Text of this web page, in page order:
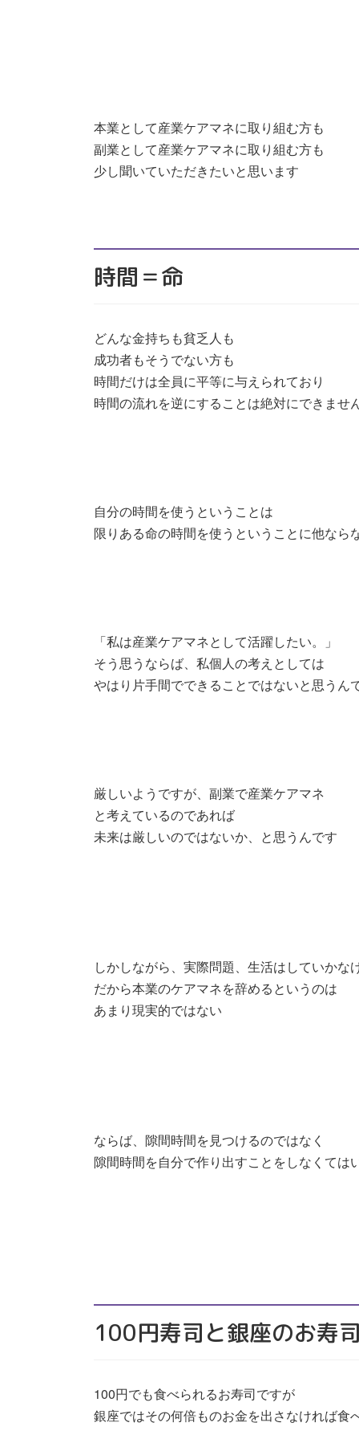
本業として産業ケアマネに取り組む方も
副業として産業ケアマネに取り組む方も
少し聞いていただきたいと思います
時間＝命
どんな金持ちも貧乏人も
成功者もそうでない方も
時間だけは全員に平等に与えられており
時間の流れを逆にすることは絶対にできませ
自分の時間を使うということは
限りある命の時間を使うということに他なら
「私は産業ケアマネとして活躍したい。」
そう思うならば、私個人の考えとしては
やはり片手間でできることではないと思うん
厳しいようですが、副業で産業ケアマネ
と考えているのであれば
未来は厳しいのではないか、と思うんです
しかしながら、実際問題、生活はしていかな
だから本業のケアマネを辞めるというのは
あまり現実的ではない
ならば、隙間時間を見つけるのではなく
隙間時間を自分で作り出すことをしなくては
100円寿司と銀座のお寿司
100円でも食べられるお寿司ですが
銀座ではその何倍ものお金を出さなければ食